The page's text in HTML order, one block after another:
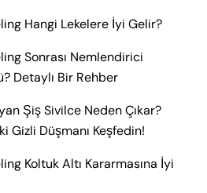
Hangi Lekelere İyi Gelir?
Sonrası Nemlendirici
Detaylı Bir Rehber
Şiş Sivilce Neden Çıkar?
Gizli Düşmanı Keşfedin!
Koltuk Altı Kararmasına İyi